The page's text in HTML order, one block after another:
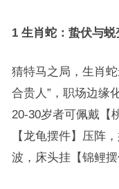
1 生肖蛇：蛰伏与蜕
猜特马之局，生肖
合贵人”，职场边缘
20-30岁者可佩戴【
【龙龟摆件】压阵
波，床头挂【锦鲤摆